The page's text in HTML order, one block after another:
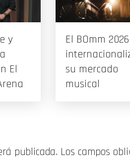
y
El
El BOmm 2026
su mercado
musical
publicada. Los campos